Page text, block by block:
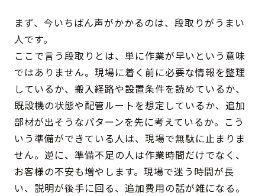
まず、今いちばん声がかかるのは、段取りがうまい
人です。
ここで言う段取りとは、単に作業が早いという意味
ではありません。現場に着く前に必要な情報を整理
しているか、搬入経路や設置条件を読めているか、
既設機の状態や配管ルートを想定しているか、追加
部材が出そうなパターンを先に考えているか。こう
いう準備ができている人は、現場で無駄に止まりま
せん。逆に、準備不足の人は作業時間だけでなく、
お客様の不安も増やします。現場で迷う時間が長
い、説明が後手に回る、追加費用の話が雑になる。